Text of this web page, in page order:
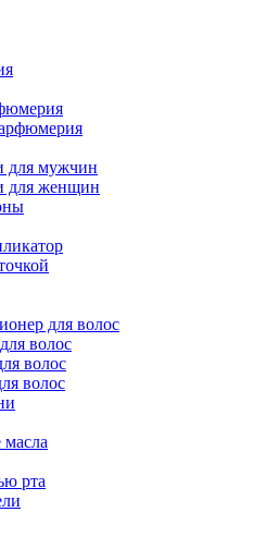
для мужчин
для женщин
для волос
волос
волос
волос
масла
рта